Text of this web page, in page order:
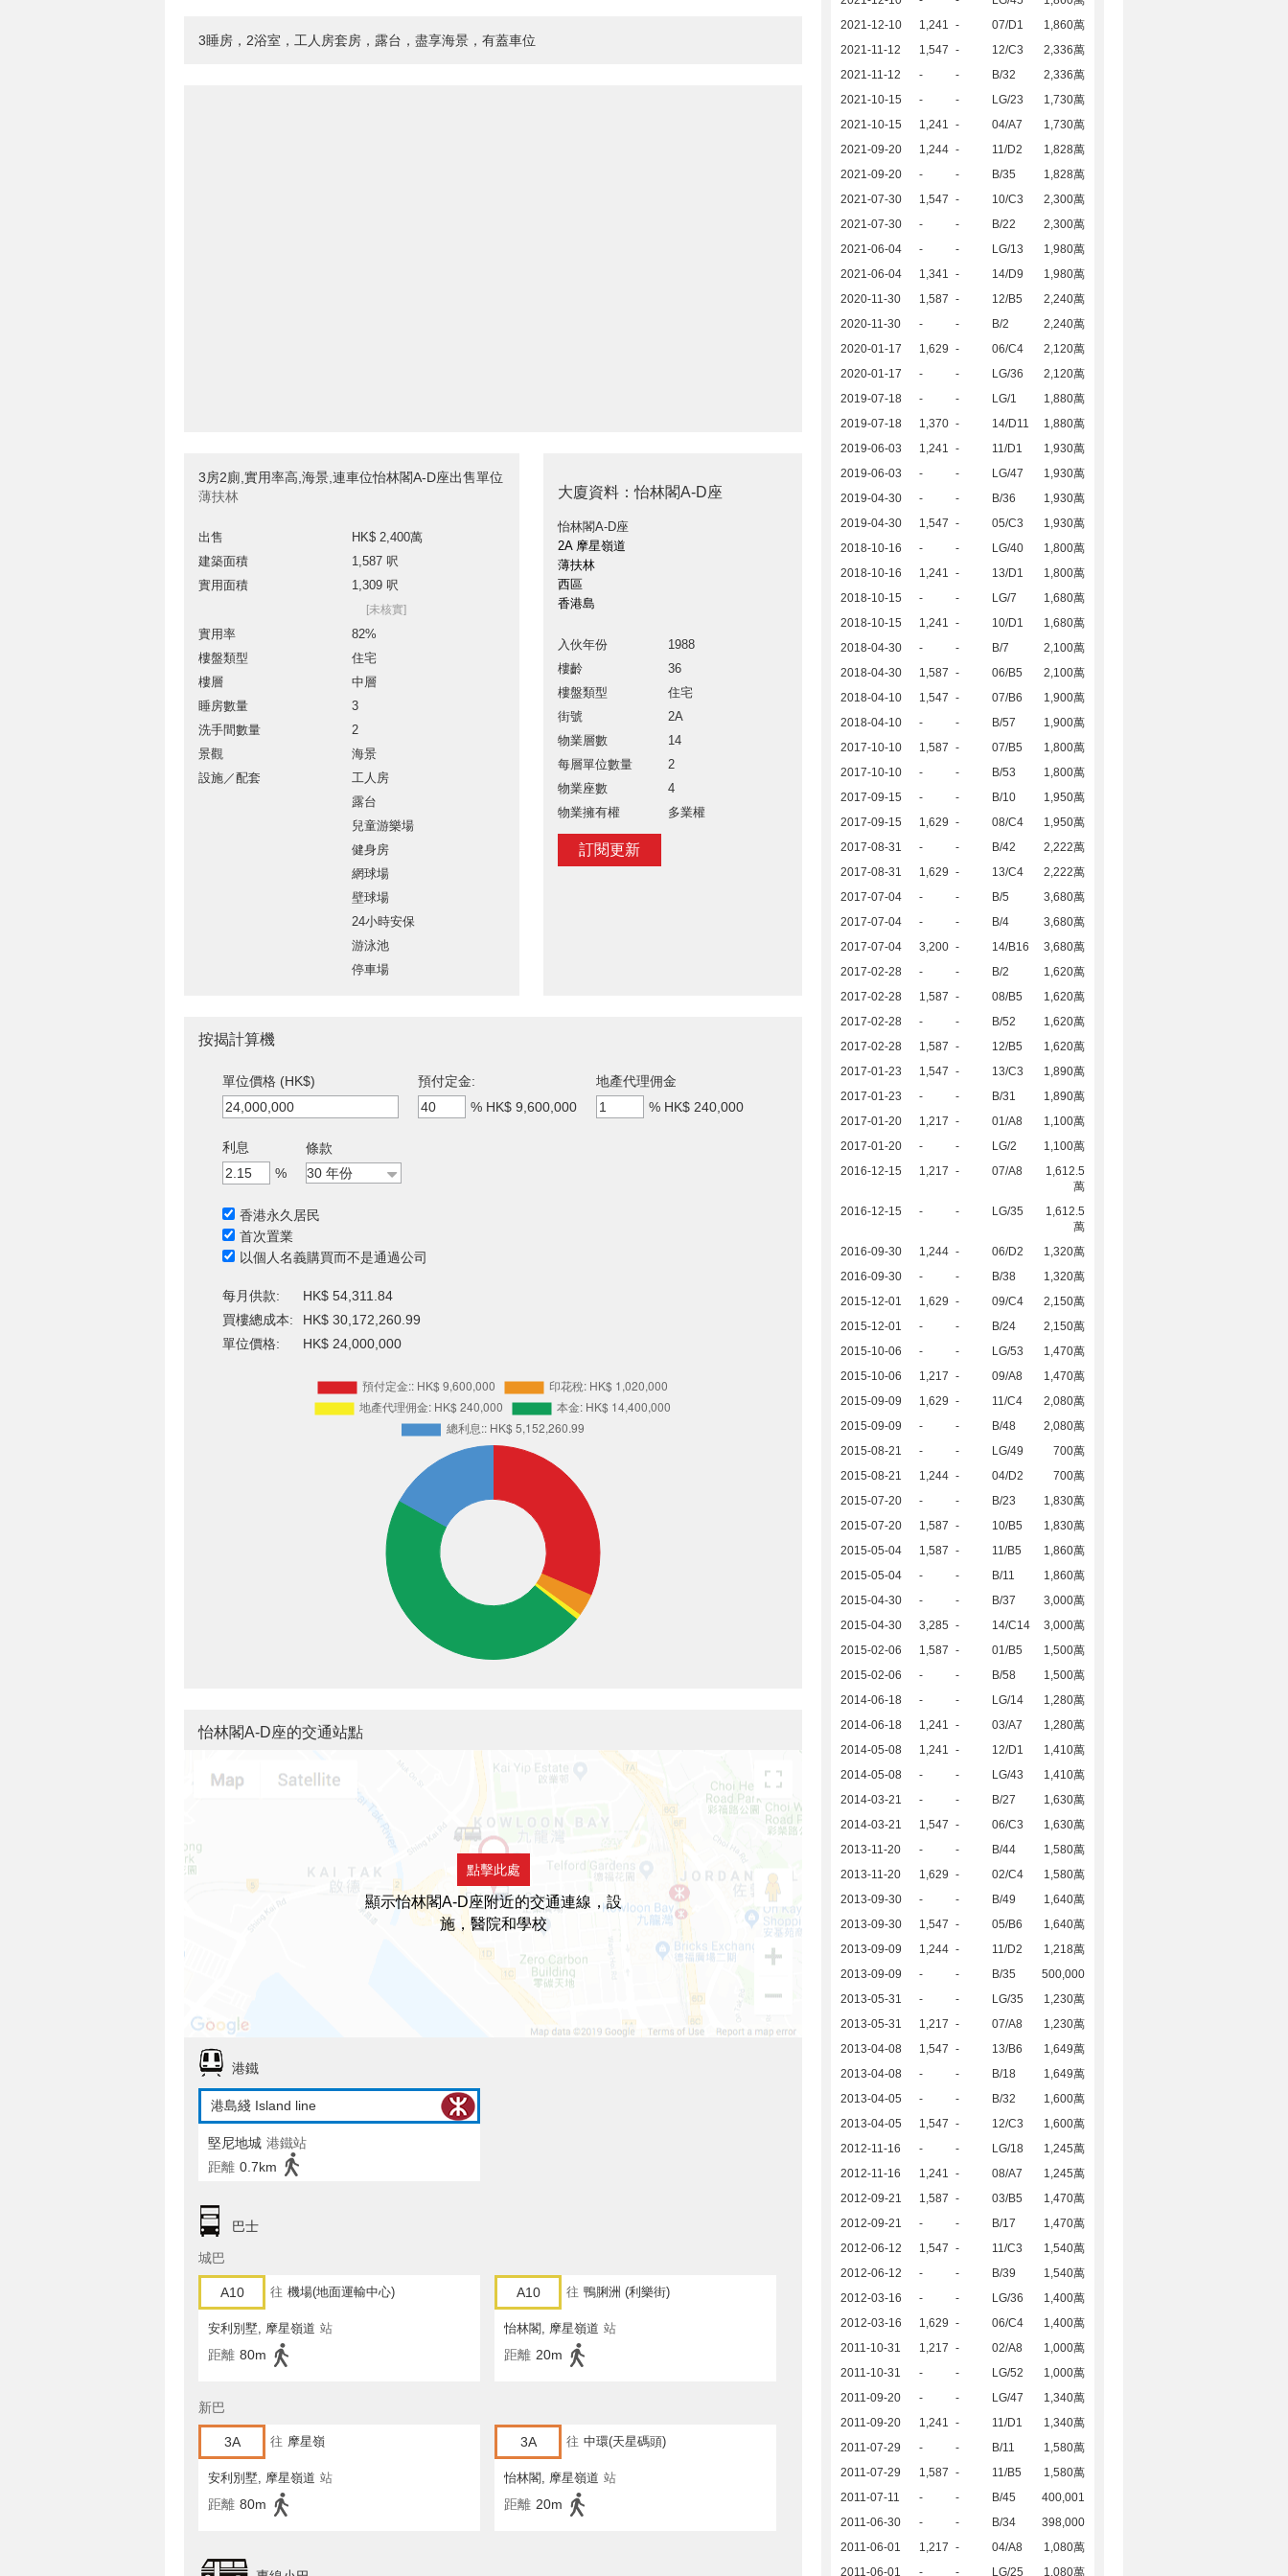
3睡房，2浴室，工人房套房，露台，盡享海景，有蓋車位
3房2廁,實用率高,海景,連車位怡林閣A-D座出售單位
薄扶林
出售
HK$ 2,400萬
建築面積
1,587 呎
實用面積
1,309 呎
[未核實]
實用率
82%
樓盤類型
住宅
樓層
中層
睡房數量
3
洗手間數量
2
景觀
海景
設施／配套
工人房
露台
兒童游樂場
健身房
網球場
壁球場
24小時安保
游泳池
停車場
大廈資料：怡林閣A-D座
怡林閣A-D座
2A 摩星嶺道
薄扶林
西區
香港島
入伙年份
1988
樓齡
36
樓盤類型
住宅
街號
2A
物業層數
14
每層單位數量
2
物業座數
4
物業擁有權
多業權
訂閱更新
2021-12-10
1,241 - 07/D1
1,860萬
2021-11-12
1,547 - 12/C3
2,336萬
2021-11-12
- - B/32
2,336萬
2021-10-15
- - LG/23
1,730萬
2021-10-15
1,241 - 04/A7
1,730萬
2021-09-20
1,244 - 11/D2
1,828萬
2021-09-20
- - B/35
1,828萬
2021-07-30
1,547 - 10/C3
2,300萬
2021-07-30
- - B/22
2,300萬
2021-06-04
- - LG/13
1,980萬
2021-06-04
1,341 - 14/D9
1,980萬
2020-11-30
1,587 - 12/B5
2,240萬
2020-11-30
- - B/2
2,240萬
2020-01-17
1,629 - 06/C4
2,120萬
2020-01-17
- - LG/36
2,120萬
2019-07-18
- - LG/1
1,880萬
2019-07-18
1,370 - 14/D11
1,880萬
2019-06-03
1,241 - 11/D1
1,930萬
2019-06-03
- - LG/47
1,930萬
2019-04-30
- - B/36
1,930萬
2019-04-30
1,547 - 05/C3
1,930萬
2018-10-16
- - LG/40
1,800萬
2018-10-16
1,241 - 13/D1
1,800萬
2018-10-15
- - LG/7
1,680萬
2018-10-15
1,241 - 10/D1
1,680萬
2018-04-30
- - B/7
2,100萬
2018-04-30
1,587 - 06/B5
2,100萬
2018-04-10
1,547 - 07/B6
1,900萬
2018-04-10
- - B/57
1,900萬
2017-10-10
1,587 - 07/B5
1,800萬
2017-10-10
- - B/53
1,800萬
2017-09-15
- - B/10
1,950萬
2017-09-15
1,629 - 08/C4
1,950萬
2017-08-31
- - B/42
2,222萬
2017-08-31
1,629 - 13/C4
2,222萬
2017-07-04
- - B/5
3,680萬
2017-07-04
- - B/4
3,680萬
2017-07-04
3,200 - 14/B16
3,680萬
2017-02-28
- - B/2
1,620萬
2017-02-28
1,587 - 08/B5
1,620萬
2017-02-28
- - B/52
1,620萬
2017-02-28
1,587 - 12/B5
1,620萬
2017-01-23
1,547 - 13/C3
1,890萬
2017-01-23
- - B/31
1,890萬
2017-01-20
1,217 - 01/A8
1,100萬
2017-01-20
- - LG/2
1,100萬
2016-12-15
1,217 - 07/A8
1,612.5
萬
2016-12-15
- - LG/35
1,612.5
萬
2016-09-30
1,244 - 06/D2
1,320萬
2016-09-30
- - B/38
1,320萬
2015-12-01
1,629 - 09/C4
2,150萬
2015-12-01
- - B/24
2,150萬
2015-10-06
- - LG/53
1,470萬
2015-10-06
1,217 - 09/A8
1,470萬
2015-09-09
1,629 - 11/C4
2,080萬
2015-09-09
- - B/48
2,080萬
2015-08-21
- - LG/49
700萬
2015-08-21
1,244 - 04/D2
700萬
2015-07-20
- - B/23
1,830萬
2015-07-20
1,587 - 10/B5
1,830萬
2015-05-04
1,587 - 11/B5
1,860萬
2015-05-04
- - B/11
1,860萬
2015-04-30
- - B/37
3,000萬
2015-04-30
3,285 - 14/C14
3,000萬
2015-02-06
1,587 - 01/B5
1,500萬
2015-02-06
- - B/58
1,500萬
2014-06-18
- - LG/14
1,280萬
2014-06-18
1,241 - 03/A7
1,280萬
2014-05-08
1,241 - 12/D1
1,410萬
2014-05-08
- - LG/43
1,410萬
2014-03-21
- - B/27
1,630萬
2014-03-21
1,547 - 06/C3
1,630萬
2013-11-20
- - B/44
1,580萬
2013-11-20
1,629 - 02/C4
1,580萬
2013-09-30
- - B/49
1,640萬
2013-09-30
1,547 - 05/B6
1,640萬
2013-09-09
1,244 - 11/D2
1,218萬
2013-09-09
- - B/35
500,000
2013-05-31
- - LG/35
1,230萬
2013-05-31
1,217 - 07/A8
1,230萬
2013-04-08
1,547 - 13/B6
1,649萬
2013-04-08
- - B/18
1,649萬
2013-04-05
- - B/32
1,600萬
2013-04-05
1,547 - 12/C3
1,600萬
2012-11-16
- - LG/18
1,245萬
2012-11-16
1,241 - 08/A7
1,245萬
2012-09-21
1,587 - 03/B5
1,470萬
2012-09-21
- - B/17
1,470萬
2012-06-12
1,547 - 11/C3
1,540萬
2012-06-12
- - B/39
1,540萬
2012-03-16
- - LG/36
1,400萬
2012-03-16
1,629 - 06/C4
1,400萬
2011-10-31
1,217 - 02/A8
1,000萬
2011-10-31
- - LG/52
1,000萬
2011-09-20
- - LG/47
1,340萬
2011-09-20
1,241 - 11/D1
1,340萬
2011-07-29
- - B/11
1,580萬
2011-07-29
1,587 - 11/B5
1,580萬
2011-07-11
- - B/45
400,001
2011-06-30
- - B/34
398,000
2011-06-01
1,217 - 04/A8
1,080萬
2011-06-01
- - LG/25 1,080萬
按揭計算機
單位價格 (HK$)
預付定金:
% HK$ 9,600,000
地產代理佣金
% HK$ 240,000
利息
%
條款
香港永久居民
首次置業
以個人名義購買而不是通過公司
每月供款:
HK$ 54,311.84
買樓總成本:
HK$ 30,172,260.99
單位價格:
HK$ 24,000,000
怡林閣A-D座的交通站點
點擊此處
顯示怡林閣A-D座附近的交通連線，設
施，醫院和學校
港鐵
港島綫 Island line
堅尼地城 港鐵站
距離 0.7km
巴士
城巴
A10 往 機場(地面運輸中心)
安利別墅, 摩星嶺道 站
距離 80m
A10 往 鴨脷洲 (利樂街)
怡林閣, 摩星嶺道 站
距離 20m
新巴
3A 往 摩星嶺
安利別墅, 摩星嶺道 站
距離 80m
3A 往 中環(天星碼頭)
怡林閣, 摩星嶺道 站
距離 20m